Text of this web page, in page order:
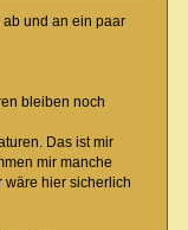
und an ein paar
bleiben noch
Das ist mir
mir manche
wäre hier sicherlich